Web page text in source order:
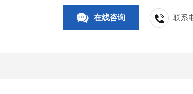
在线咨询 联系